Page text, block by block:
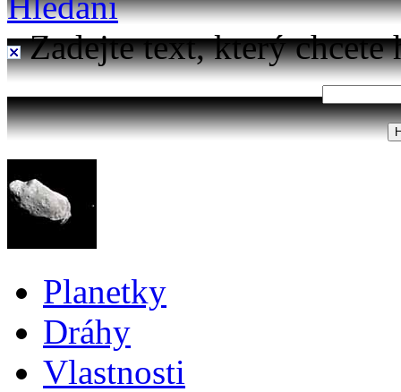
Zadejte text, který chcete
Planetky
Dráhy
Vlastnosti